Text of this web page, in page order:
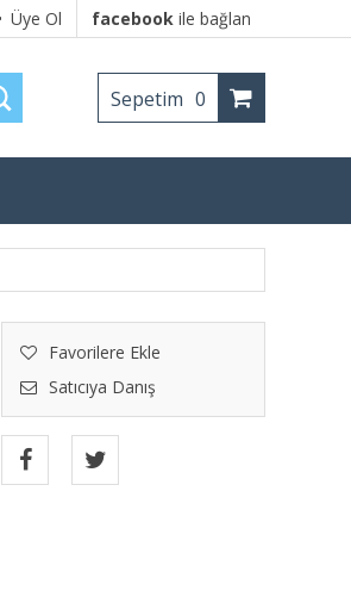
Üye Ol facebook ile bağlan
Sepetim 0
Favorilere Ekle
Satıcıya Danış